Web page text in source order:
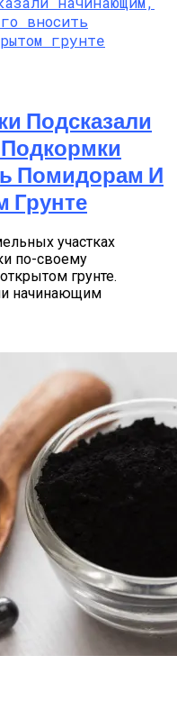
Подсказали
Помидорам И
Грунте
участках
по-своему
грунте.
начинающим